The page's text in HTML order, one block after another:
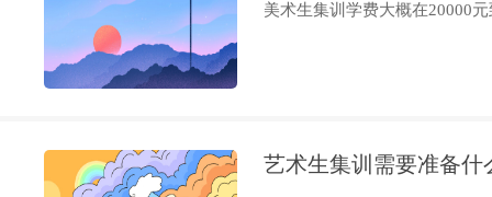
美术生集训学费大概在20000
艺术生集训需要准备什